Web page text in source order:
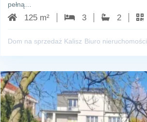
pełną…
125 m² 3 2
Dom na sprzedaż Kalisz Biuro nieruchomości